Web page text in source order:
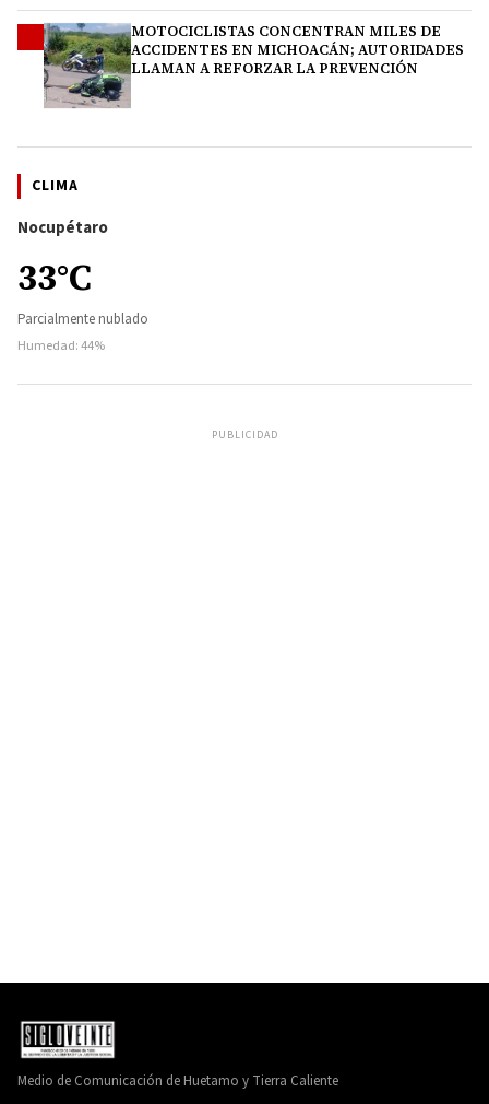
MOTOCICLISTAS CONCENTRAN MILES DE
ACCIDENTES EN MICHOACÁN; AUTORIDADES
LLAMAN A REFORZAR LA PREVENCIÓN
CLIMA
Nocupétaro
33°C
Parcialmente nublado
Humedad: 44%
PUBLICIDAD
Medio de Comunicación de Huetamo y Tierra Caliente